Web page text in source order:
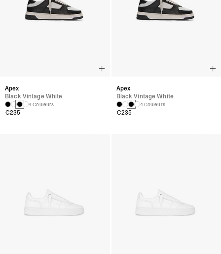
Apex
Black Vintage White
4 Couleurs
€235
Apex
Black Vintage White
4 Couleurs
€235